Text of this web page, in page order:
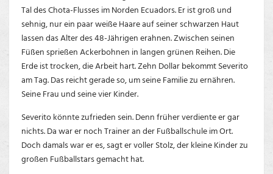
Tal des Chota-Flusses im Norden Ecuadors. Er ist groß und
sehnig, nur ein paar weiße Haare auf seiner schwarzen Haut
lassen das Alter des 48-Jährigen erahnen. Zwischen seinen
Füßen sprießen Ackerbohnen in langen grünen Reihen. Die
Erde ist trocken, die Arbeit hart. Zehn Dollar bekommt Severito
am Tag. Das reicht gerade so, um seine Familie zu ernähren.
Seine Frau und seine vier Kinder.
Severito könnte zufrieden sein. Denn früher verdiente er gar
nichts. Da war er noch Trainer an der Fußballschule im Ort.
Doch damals war er es, sagt er voller Stolz, der kleine Kinder zu
großen Fußballstars gemacht hat.